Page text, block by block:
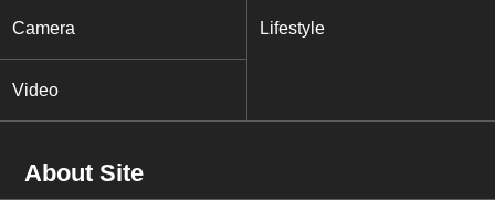
Camera Lifestyle
Video
About Site